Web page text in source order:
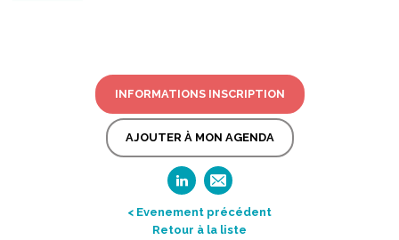
INFORMATIONS INSCRIPTION
AJOUTER À MON AGENDA
< Evenement précédent
Retour à la liste